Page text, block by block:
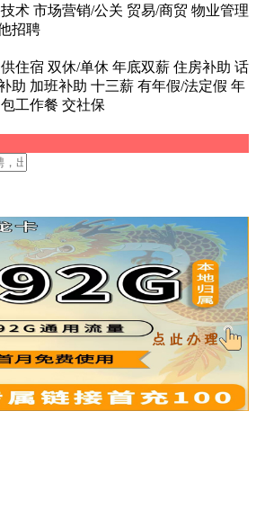
术 市场营销/公关 贸易/商贸 物业管理
招聘
住宿 双休/单休 年底双薪 住房补助 话
助 加班补助 十三薪 有年假/法定假 年
包工作餐 交社保